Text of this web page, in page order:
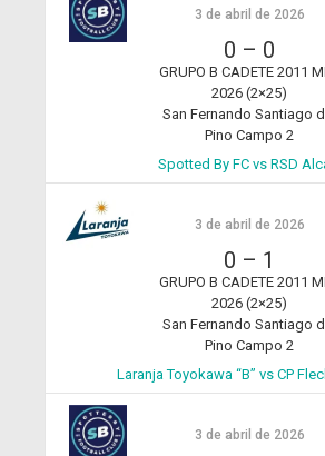
3 de abril de 2026
0 – 0
GRUPO B CADETE 2011
2026 (2×25)
San Fernando Santiago
Pino Campo 2
Spotted By FC vs RSD
3 de abril de 2026
0 – 1
GRUPO B CADETE 2011
2026 (2×25)
San Fernando Santiago
Pino Campo 2
Laranja Toyokawa “B” vs CP
3 de abril de 2026